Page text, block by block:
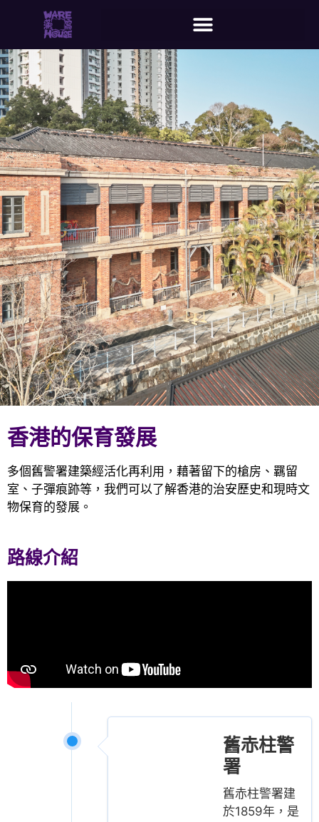
香港的保育發展
多個舊警署建築經活化再利用，藉著留下的槍房、羈留
室、子彈痕跡等，我們可以了解香港的治安歷史和現時文
物保育的發展。
路線介紹
舊赤柱警
署
舊赤柱警署建
於1859年，是